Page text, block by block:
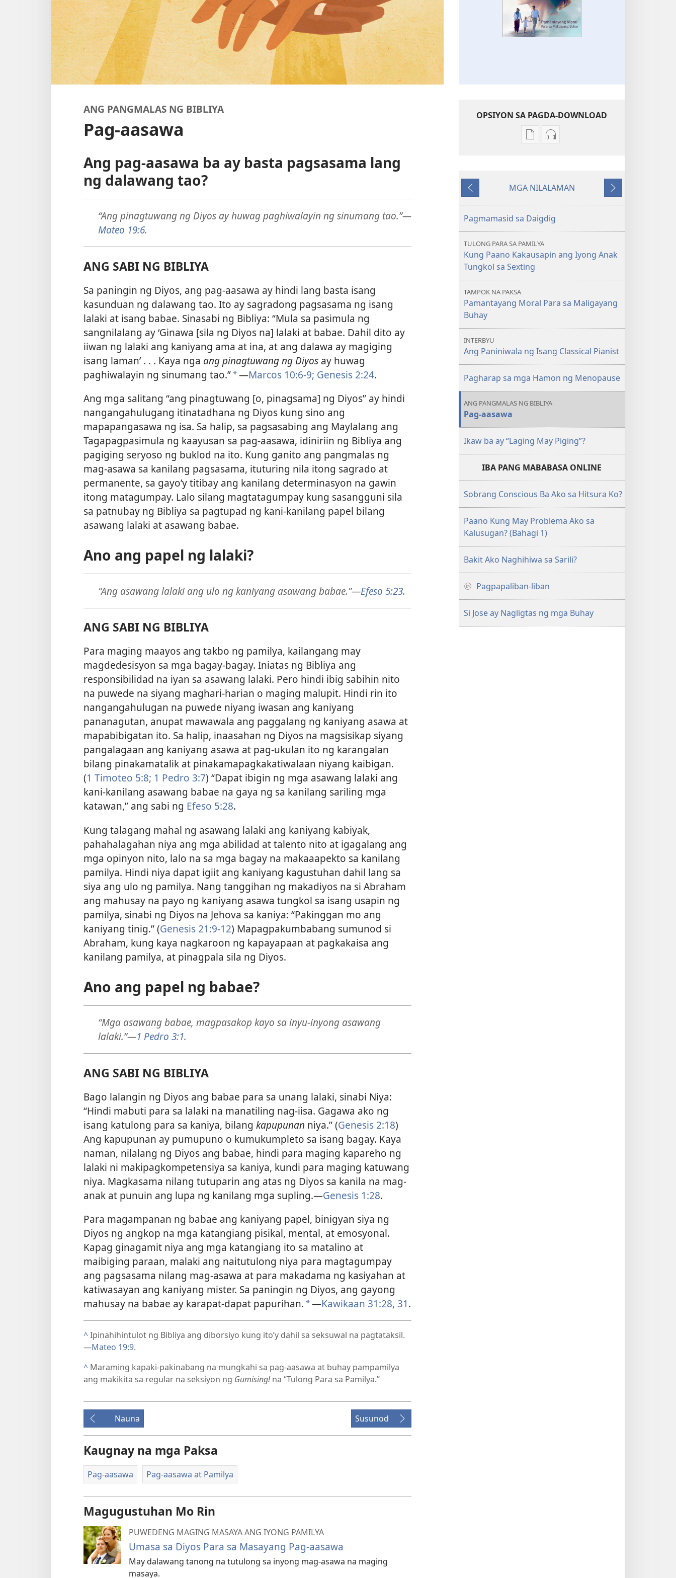
ANG PANGMALAS NG BIBLIYA
Pag-aasawa
Ang pag-aasawa ba ay basta pagsasama lang
ng dalawang tao?
“Ang pinagtuwang ng Diyos ay huwag paghiwalayin ng sinumang tao.”—
Mateo 19:6.
ANG SABI NG BIBLIYA
Sa paningin ng Diyos, ang pag-aasawa ay hindi lang basta isang
kasunduan ng dalawang tao. Ito ay sagradong pagsasama ng isang
lalaki at isang babae. Sinasabi ng Bibliya: “Mula sa pasimula ng
sangnilalang ay ‘Ginawa [sila ng Diyos na] lalaki at babae. Dahil dito ay
iiwan ng lalaki ang kaniyang ama at ina, at ang dalawa ay magiging
isang laman’ . . . Kaya nga ang pinagtuwang ng Diyos ay huwag
paghiwalayin ng sinumang tao.”*—Marcos 10:6-9; Genesis 2:24.
Ang mga salitang “ang pinagtuwang [o, pinagsama] ng Diyos” ay hindi
nangangahulugang itinatadhana ng Diyos kung sino ang
mapapangasawa ng isa. Sa halip, sa pagsasabing ang Maylalang ang
Tagapagpasimula ng kaayusan sa pag-aasawa, idiniriin ng Bibliya ang
pagiging seryoso ng buklod na ito. Kung ganito ang pangmalas ng
mag-asawa sa kanilang pagsasama, ituturing nila itong sagrado at
permanente, sa gayo’y titibay ang kanilang determinasyon na gawin
itong matagumpay. Lalo silang magtatagumpay kung sasangguni sila
sa patnubay ng Bibliya sa pagtupad ng kani-kanilang papel bilang
asawang lalaki at asawang babae.
Ano ang papel ng lalaki?
“Ang asawang lalaki ang ulo ng kaniyang asawang babae.”—Efeso 5:23.
ANG SABI NG BIBLIYA
Para maging maayos ang takbo ng pamilya, kailangang may
magdedesisyon sa mga bagay-bagay. Iniatas ng Bibliya ang
responsibilidad na iyan sa asawang lalaki. Pero hindi ibig sabihin nito
na puwede na siyang maghari-harian o maging malupit. Hindi rin ito
nangangahulugan na puwede niyang iwasan ang kaniyang
pananagutan, anupat mawawala ang paggalang ng kaniyang asawa at
mapabibigatan ito. Sa halip, inaasahan ng Diyos na magsisikap siyang
pangalagaan ang kaniyang asawa at pag-ukulan ito ng karangalan
bilang pinakamatalik at pinakamapagkakatiwalaan niyang kaibigan.
(1 Timoteo 5:8; 1 Pedro 3:7) “Dapat ibigin ng mga asawang lalaki ang
kani-kanilang asawang babae na gaya ng sa kanilang sariling mga
katawan,” ang sabi ng Efeso 5:28.
Kung talagang mahal ng asawang lalaki ang kaniyang kabiyak,
pahahalagahan niya ang mga abilidad at talento nito at igagalang ang
mga opinyon nito, lalo na sa mga bagay na makaaapekto sa kanilang
pamilya. Hindi niya dapat igiit ang kaniyang kagustuhan dahil lang sa
siya ang ulo ng pamilya. Nang tanggihan ng makadiyos na si Abraham
ang mahusay na payo ng kaniyang asawa tungkol sa isang usapin ng
pamilya, sinabi ng Diyos na Jehova sa kaniya: “Pakinggan mo ang
kaniyang tinig.” (Genesis 21:9-12) Mapagpakumbabang sumunod si
Abraham, kung kaya nagkaroon ng kapayapaan at pagkakaisa ang
kanilang pamilya, at pinagpala sila ng Diyos.
Ano ang papel ng babae?
“Mga asawang babae, magpasakop kayo sa inyu-inyong asawang
lalaki.”—1 Pedro 3:1.
ANG SABI NG BIBLIYA
Bago lalangin ng Diyos ang babae para sa unang lalaki, sinabi Niya:
“Hindi mabuti para sa lalaki na manatiling nag-iisa. Gagawa ako ng
isang katulong para sa kaniya, bilang kapupunan niya.” (Genesis 2:18)
Ang kapupunan ay pumupuno o kumukumpleto sa isang bagay. Kaya
naman, nilalang ng Diyos ang babae, hindi para maging kapareho ng
lalaki ni makipagkompetensiya sa kaniya, kundi para maging katuwang
niya. Magkasama nilang tutuparin ang atas ng Diyos sa kanila na mag-
anak at punuin ang lupa ng kanilang mga supling.—Genesis 1:28.
Para magampanan ng babae ang kaniyang papel, binigyan siya ng
Diyos ng angkop na mga katangiang pisikal, mental, at emosyonal.
Kapag ginagamit niya ang mga katangiang ito sa matalino at
maibiging paraan, malaki ang naitutulong niya para magtagumpay
ang pagsasama nilang mag-asawa at para makadama ng kasiyahan at
katiwasayan ang kaniyang mister. Sa paningin ng Diyos, ang gayong
mahusay na babae ay karapat-dapat papurihan. *—Kawikaan 31:28, 31.
^Ipinahihintulot ng Bibliya ang diborsiyo kung ito’y dahil sa seksuwal na pagtataksil.
—Mateo 19:9.
^ Maraming kapaki-pakinabang na mungkahi sa pag-aasawa at buhay pampamilya
ang makikita sa regular na seksiyon ng Gumising!na “Tulong Para sa Pamilya.”
Nauna Susunod
Kaugnay na mga Paksa
Pag-aasawa Pag-aasawa at Pamilya
Magugustuhan Mo Rin
PUWEDENG MAGING MASAYA ANG IYONG PAMILYA
Umasa sa Diyos Para sa Masayang Pag-aasawa
May dalawang tanong na tutulong sa inyong mag-asawa na maging
masaya.
OPSIYON SA PAGDA-DOWNLOAD
Opsiyon
ng
GUMISING!
Pamantayang
Para
sa
Maligayang
Opsiyon
ng
Pamantayang
Para
sa
Nauna
MGA NILALAMAN
Susunod
Pagmamasid sa Daigdig
TULONG PARA SA PAMILYA
Kung Paano Kakausapin ang Iyong Anak
Tungkol sa Sexting
TAMPOK NA PAKSA
Pamantayang Moral Para sa Maligayang
Buhay
INTERBYU
Ang Paniniwala ng Isang Classical Pianist
Pagharap sa mga Hamon ng Menopause
ANG PANGMALAS NG BIBLIYA
Pag-aasawa
Ikaw ba ay “Laging May Piging”?
IBA PANG MABABASA ONLINE
Sobrang Conscious Ba Ako sa Hitsura Ko?
Paano Kung May Problema Ako sa
Kalusugan? (Bahagi 1)
Bakit Ako Naghihiwa sa Sarili?
Pagpapaliban-liban
Si Jose ay Nagligtas ng mga Buhay